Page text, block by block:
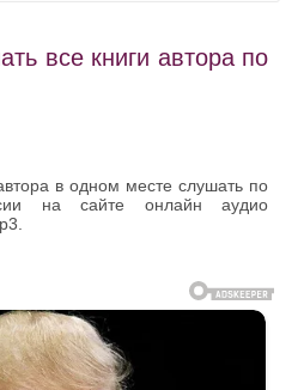
все книги автора по
в одном месте слушать по
на сайте онлайн аудио